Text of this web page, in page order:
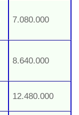
7.080.000
8.640.000
12.480.000